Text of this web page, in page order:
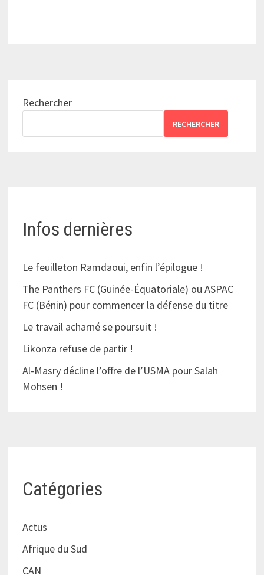
Rechercher
RECHERCHER
Infos dernières
Le feuilleton Ramdaoui, enfin l’épilogue !
The Panthers FC (Guinée-Équatoriale) ou ASPAC
FC (Bénin) pour commencer la défense du titre
Le travail acharné se poursuit !
Likonza refuse de partir !
Al-Masry décline l’offre de l’USMA pour Salah
Mohsen !
Catégories
Actus
Afrique du Sud
CAN